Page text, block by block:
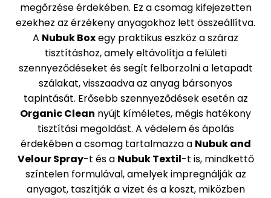
megőrzése érdekében. Ez a csomag kifejezetten
ezekhez az érzékeny anyagokhoz lett összeállítva.
A Nubuk Boxegy praktikus eszköz a száraz
tisztításhoz, amely eltávolítja a felületi
szennyeződéseket és segít felborzolni a letapadt
szálakat, visszaadva az anyag bársonyos
tapintását. Erősebb szennyeződések esetén az
Organic Clean nyújt kíméletes, mégis hatékony
tisztítási megoldást. A védelem és ápolás
érdekében a csomag tartalmazza a Nubuk and
Velour Spray-t és a Nubuk Textil-t is, mindkettő
színtelen formulával, amelyek impregnálják az
anyagot, taszítják a vizet és a koszt, miközben